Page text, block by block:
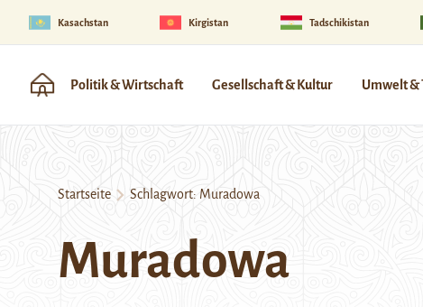
Kasachstan Kirgistan Tadschikistan
Politik & Wirtschaft Gesellschaft & Kultur Umwelt &
Startseite Schlagwort: Muradowa
Muradowa